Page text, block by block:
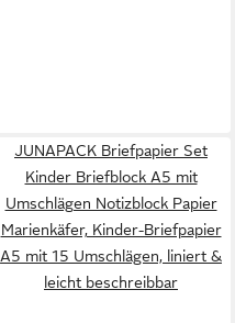
JUNAPACK Briefpapier Set
Kinder Briefblock A5 mit
Umschlägen Notizblock Papier
Marienkäfer, Kinder-Briefpapier
A5 mit 15 Umschlägen, liniert &
leicht beschreibbar